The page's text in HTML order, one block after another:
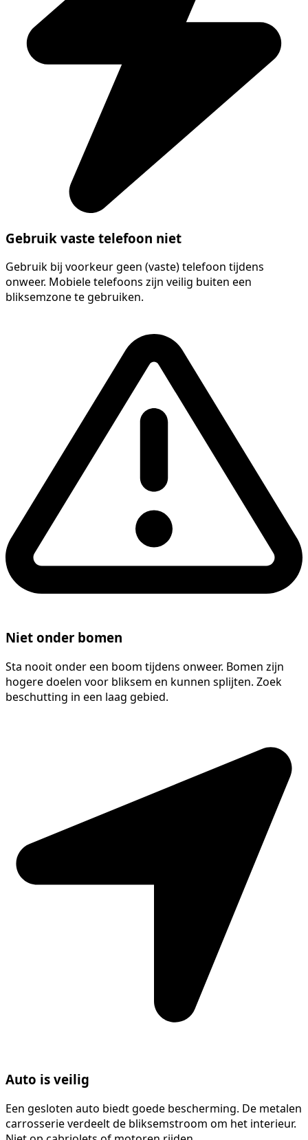
Gebruik vaste telefoon niet
Gebruik bij voorkeur geen (vaste) telefoon tijdens
onweer. Mobiele telefoons zijn veilig buiten een
bliksemzone te gebruiken.
Niet onder bomen
Sta nooit onder een boom tijdens onweer. Bomen zijn
hogere doelen voor bliksem en kunnen splijten. Zoek
beschutting in een laag gebied.
Auto is veilig
Een gesloten auto biedt goede bescherming. De metalen
carrosserie verdeelt de bliksemstroom om het interieur.